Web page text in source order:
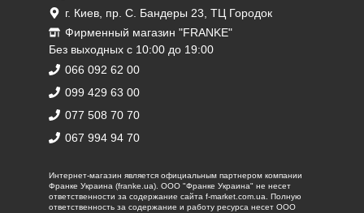
г. Киев, пр. С. Бандеры 23, ТЦ Городок
Фирменный магазин "FRANKE"
Без выходных с 10:00 до 19:00
066 092 62 00
099 429 63 00
077 508 70 70
067 994 94 70
Интернет-магазин является официальным партнером компании
Франке Украина (franke.ua). ООО "Франке Украина" не несет
ответственности за содержание сайта f-market.com.ua. Полную
ответственность за содержание и работу ресурса несет ООО